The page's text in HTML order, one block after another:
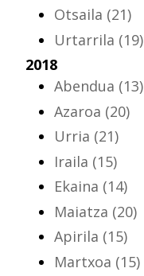
Otsaila (21)
Urtarrila (19)
2018
Abendua (13)
Azaroa (20)
Urria (21)
Iraila (15)
Ekaina (14)
Maiatza (20)
Apirila (15)
Martxoa (15)